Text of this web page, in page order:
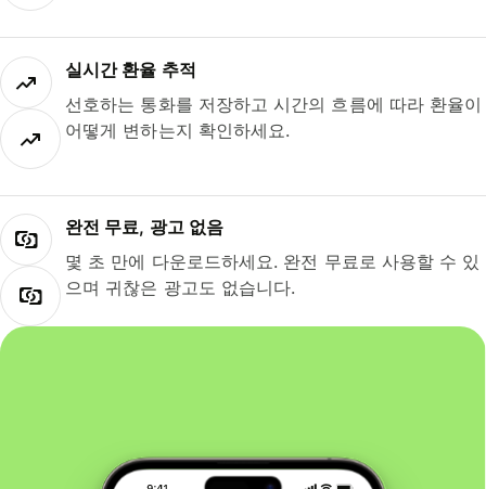
실시간 환율 추적
선호하는 통화를 저장하고 시간의 흐름에 따라 환율이
어떻게 변하는지 확인하세요.
완전 무료, 광고 없음
몇 초 만에 다운로드하세요. 완전 무료로 사용할 수 있
으며 귀찮은 광고도 없습니다.